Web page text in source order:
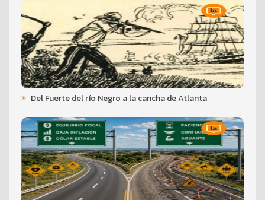
Del Fuerte del río Negro a la cancha de Atlanta